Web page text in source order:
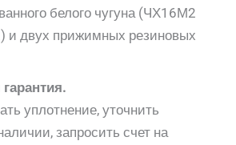
белого чугуна (ЧХ16М2
и двух прижимных резиновых
уплотнение, уточнить
запросить счет на